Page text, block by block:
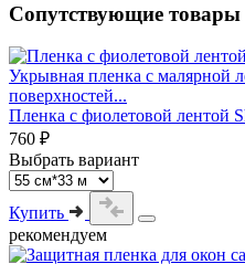
Сопутствующие товары
Укрывная пленка с малярной
поверхностей...
Пленка с фиолетовой лентой
760 ₽
Выбрать вариант
Купить
рекомендуем